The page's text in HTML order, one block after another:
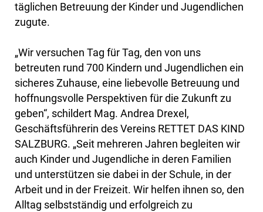
täglichen Betreuung der Kinder und Jugendlichen
zugute.
„Wir versuchen Tag für Tag, den von uns
betreuten rund 700 Kindern und Jugendlichen ein
sicheres Zuhause, eine liebevolle Betreuung und
hoffnungsvolle Perspektiven für die Zukunft zu
geben“, schildert Mag. Andrea Drexel,
Geschäftsführerin des Vereins RETTET DAS KIND
SALZBURG. „Seit mehreren Jahren begleiten wir
auch Kinder und Jugendliche in deren Familien
und unterstützen sie dabei in der Schule, in der
Arbeit und in der Freizeit. Wir helfen ihnen so, den
Alltag selbstständig und erfolgreich zu